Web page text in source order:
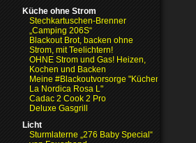
Küche ohne Strom
Stechkartuschen-Brenner
„Camping 206S“
Blackout Brot, backen ohne
Strom, mit Teelichtern!
OHNE Strom und Gas! Heizen,
Kochen und Backen
Meine #Blackoutvorsorge "Küchenofen
La Nordica Rosa L"
Cadac 2 Cook 2 Pro
Deluxe Gasgrill
Licht
Sturmlaterne „276 Baby Special“